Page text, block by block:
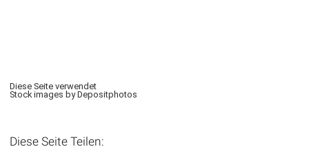
Diese Seite verwendet
Stock images by Depositphotos
Diese Seite Teilen: